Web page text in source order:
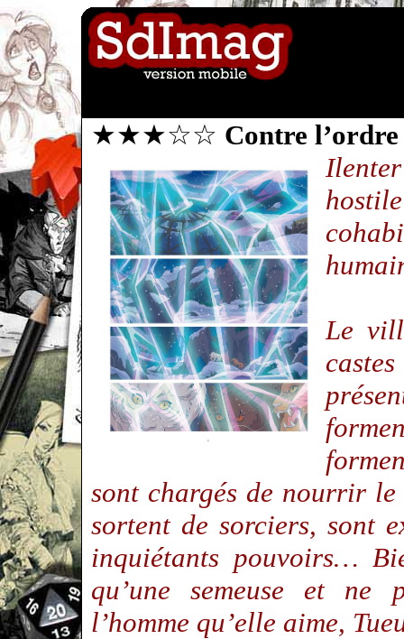
★★★☆☆ Contre
Le
sont chargés de nourrir
sortent de sorciers, sont
inquiétants pouvoirs…
qu’une semeuse et ne
l’homme qu’elle aime,